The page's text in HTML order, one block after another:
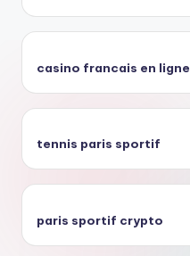
casino francais en ligne
tennis paris sportif
paris sportif crypto